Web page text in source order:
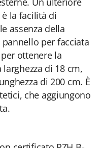
la facilità di
assenza della
per facciata
ottenere la
di 18 cm,
di 200 cm. È
che aggiungono